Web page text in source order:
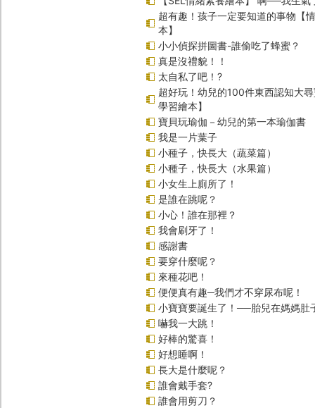
超有趣！孩子一定要知道的事物【
本】
小小偵探拼圖書-誰偷吃了蜂蜜？
真是沒禮貌！！
太自私了吧！?
超好玩！幼兒的100件東西認知大
學習繪本】
寶貝玩瑜伽－幼兒的第一本瑜伽書
我是一片葉子
小種子，快長大（蔬菜篇）
小種子，快長大（水果篇）
小女生上廁所了！
是誰在跳呢？
小心！誰在那裡？
我會刷牙了！
感謝書
要穿什麼呢？
來種花吧！
便便真有趣─我們才不穿尿布呢！
小寶寶要誕生了！──胎兒在媽媽肚
嚇我一大跳！
好棒的驚喜！
好想睡啊！
長大是什麼呢？
誰會戴手套?
誰會用剪刀？